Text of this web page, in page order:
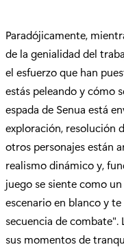
Paradójicamente,
de la genialidad del
el esfuerzo que han
estás peleando y cómo
espada de Senua está
exploración, resolución
otros personajes están
realismo dinámico y,
juego se siente como
escenario en blanco y
secuencia de
sus momentos de